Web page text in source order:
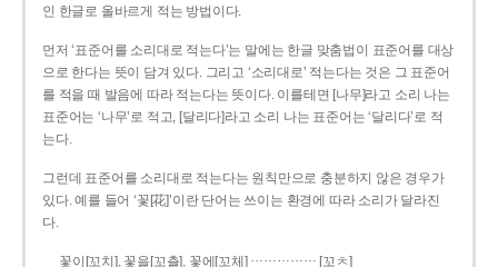
인 한글로 올바르게 적는 방법이다.
먼저 ‘표준어를 소리대로 적는다’는 말에는 한글 맞춤법이 표준어를 대상
으로 한다는 뜻이 담겨 있다. 그리고 ‘소리대로’ 적는다는 것은 그 표준어
를 적을 때 발음에 따라 적는다는 뜻이다. 이를테면 [나무]라고 소리 나는
표준어는 ‘나무’로 적고, [달리다]라고 소리 나는 표준어는 ‘달리다’로 적
는다.
그런데 표준어를 소리대로 적는다는 원칙만으로 충분하지 않은 경우가
있다. 예를 들어 ‘꽃[花]’이란 단어는 쓰이는 환경에 따라 소리가 달라진
다.
꽃이[꼬치], 꽃을[꼬츨], 꽃에[꼬체] …………… [꼬ㅊ]